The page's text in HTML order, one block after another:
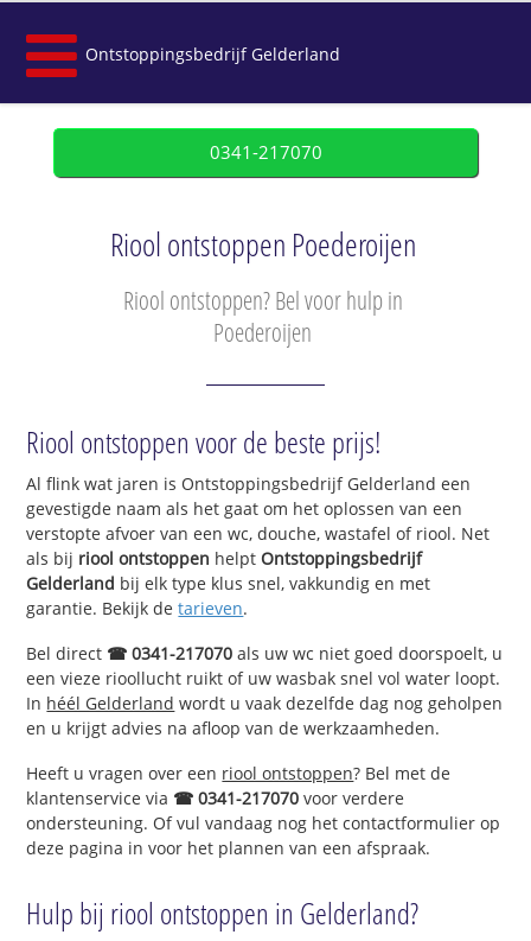
Ontstoppingsbedrijf Gelderland
0341-217070
Riool ontstoppen Poederoijen
Riool ontstoppen? Bel voor hulp in
Poederoijen
Riool ontstoppen voor de beste prijs!
Al flink wat jaren is Ontstoppingsbedrijf Gelderland een
gevestigde naam als het gaat om het oplossen van een
verstopte afvoer van een wc, douche, wastafel of riool. Net
als bij riool ontstoppen helptOntstoppingsbedrijf
Gelderland bij elk type klus snel, vakkundig en met
garantie. Bekijk detarieven.
Bel direct ☎ 0341-217070 als uw wc niet goed doorspoelt, u
een vieze rioollucht ruikt of uw wasbak snel vol water loopt.
In héél Gelderland wordt u vaak dezelfde dag nog geholpen
en u krijgt advies na afloop van de werkzaamheden.
Heeft u vragen over een riool ontstoppen? Bel met de
klantenservice via ☎ 0341-217070 voor verdere
ondersteuning. Of vul vandaag nog het contactformulier op
deze pagina in voor het plannen van een afspraak.
Hulp bij riool ontstoppen in Gelderland?